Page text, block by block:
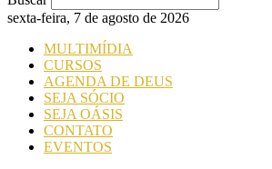
sexta-feira, 7 de agosto de 2026
MULTIMÍDIA
CURSOS
AGENDA DE DEUS
SEJA SÓCIO
SEJA OÁSIS
CONTATO
EVENTOS